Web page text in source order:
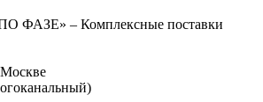
ФАЗЕ» – Комплексные поставки